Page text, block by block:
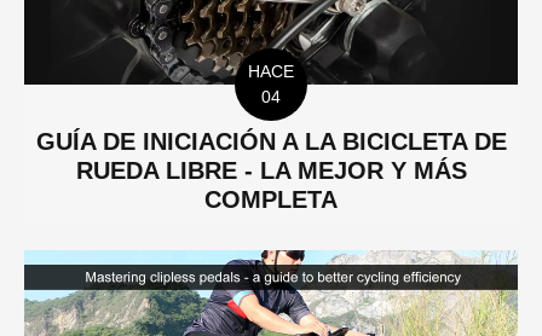
HACE
04
GUÍA DE INICIACIÓN A LA BICICLETA DE
RUEDA LIBRE - LA MEJOR Y MÁS
COMPLETA